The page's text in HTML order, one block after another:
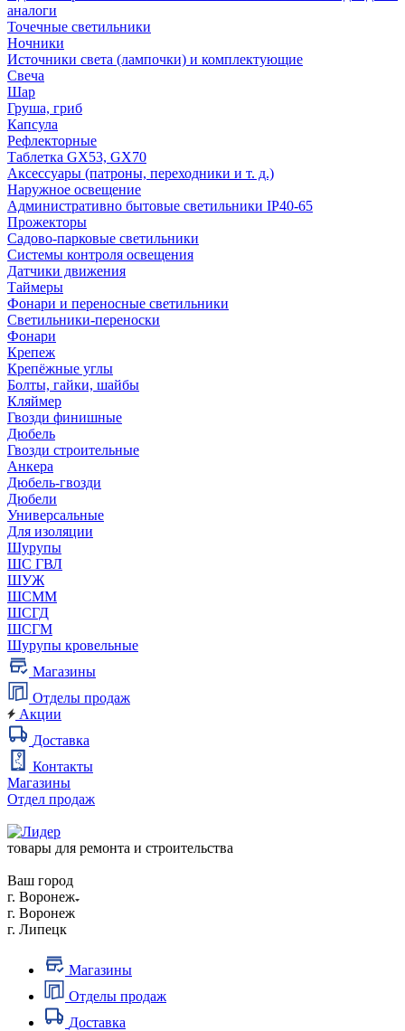
аналоги
Точечные светильники
Ночники
Источники света (лампочки) и комплектующие
Свеча
Шар
Груша, гриб
Капсула
Рефлекторные
Таблетка GX53, GX70
Аксессуары (патроны, переходники и т. д.)
Наружное освещение
Административно бытовые светильники IP40-65
Прожекторы
Садово-парковые светильники
Системы контроля освещения
Датчики движения
Таймеры
Фонари и переносные светильники
Светильники-переноски
Фонари
Крепеж
Крепёжные углы
Болты, гайки, шайбы
Кляймер
Гвозди финишные
Дюбель
Гвозди строительные
Анкера
Дюбель-гвозди
Дюбели
Универсальные
Для изоляции
Шурупы
ШС ГВЛ
ШУЖ
ШСММ
ШСГД
ШСГМ
Шурупы кровельные
Магазины
Отделы продаж
Акции
Доставка
Контакты
Магазины
Отдел продаж
товары для ремонта и строительства
Ваш город
г. Воронеж
г. Воронеж
г. Липецк
Магазины
Отделы продаж
Доставка